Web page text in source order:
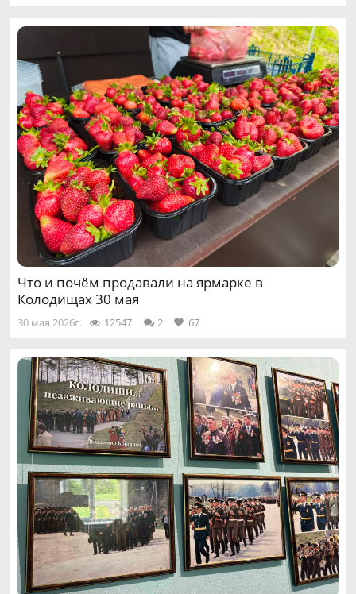
Что и почём продавали на ярмарке в
Колодищах 30 мая
30 мая 2026г. 12547 2 67